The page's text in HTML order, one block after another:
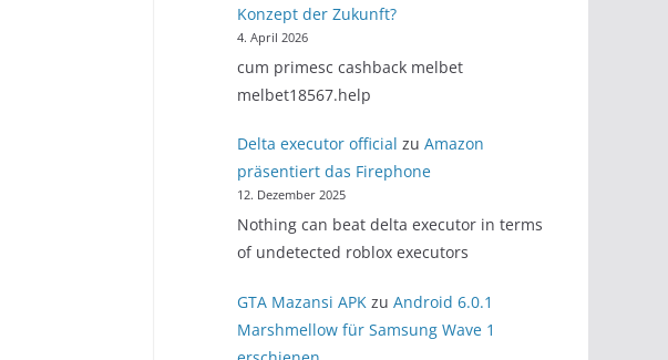
Konzept der Zukunft?
4. April 2026
cum primesc cashback melbet
melbet18567.help
Delta executor official zu Amazon
präsentiert das Firephone
12. Dezember 2025
Nothing can beat delta executor in terms
of undetected roblox executors
GTA Mazansi APKzu Android 6.0.1
Marshmellow für Samsung Wave 1